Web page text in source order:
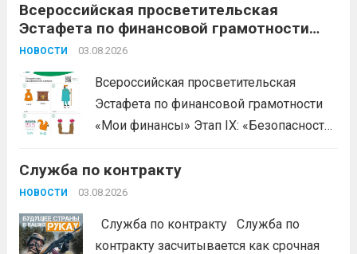
продолжается прием заявок на бесплатное участие в
обучающем проекте «Наше дело». Обучение
ориентировано на ветеранов боевых...
Всероссийская просветительская
Эстафета по финансовой грамотности
«Мои финансы»
НОВОСТИ 03.08.2026
Всероссийская просветительская
Эстафета по финансовой грамотности
«Мои финансы» Этап IX: «Безопасность
портале: моифинансы.рф
#ЭстафетаМоиФинансы
Служба по контракту
НОВОСТИ 03.08.2026
Служба по контракту Служба по
контракту засчитывается как срочная